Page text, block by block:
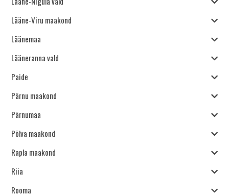
Lääne-Viru maakond
Läänemaa
Lääneranna vald
Paide
Pärnu maakond
Pärnumaa
Põlva maakond
Rapla maakond
Riia
Rooma